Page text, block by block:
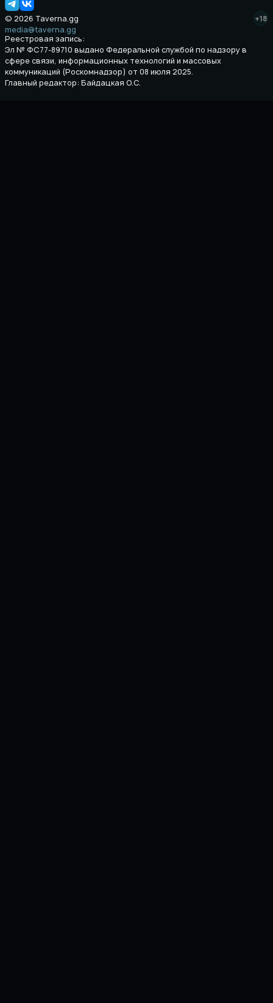
© 2026 Taverna.gg
+18
media@taverna.gg
Реестровая запись:
Эл № ФС77-89710 выдано Федеральной службой по надзору в
сфере связи, информационных технологий и массовых
коммуникаций (Роскомнадзор) от 08 июля 2025.
Главный редактор: Байдацкая О.С.